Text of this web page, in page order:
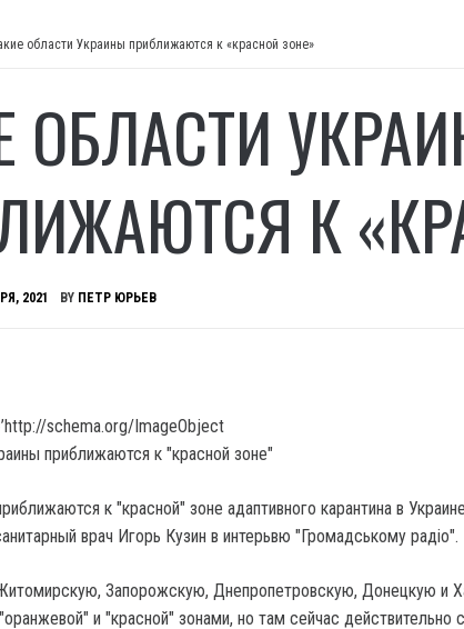
области Украины приближаются к «красной зоне»
ОБЛАСТИ
К
2021 BY ПЕТР ЮРЬЕВ
schema.org/ImageObject
к "красной" зоне адаптивного карантина в
врач Игорь Кузин в интерьвю "Громадському радіо".
Запорожскую, Днепропетровскую, Донецкую и
и "красной" зонами, но там сейчас действительно